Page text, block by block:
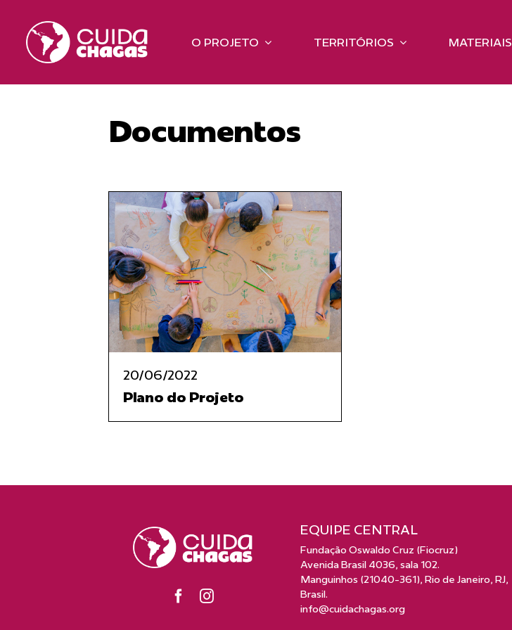
O PROJETO TERRITÓRIOS MATERIAIS
Documentos
20/06/2022
Plano do Projeto
EQUIPE CENTRAL
Fundação Oswaldo Cruz (Fiocruz)
Avenida Brasil 4036, sala 102.
Manguinhos (21040-361), Rio de Janeiro, RJ,
Brasil.
info@cuidachagas.org